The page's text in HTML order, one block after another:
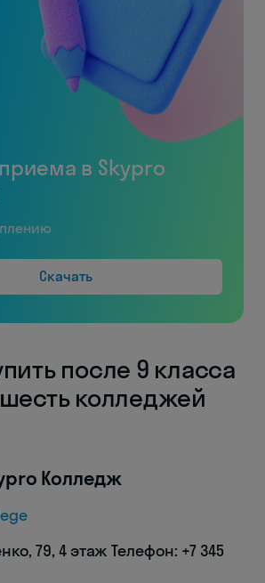
в Skypro
Скачать
после 9 класса
колледжей
Колледж
79, 4 этаж Телефон: +7 345